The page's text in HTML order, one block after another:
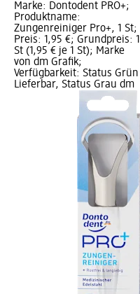
Marke: Dontodent PRO+;
Produktname:
Zungenreiniger Pro+, 1 St;
Preis: 1,95 €; Grundpreis: 1
St (1,95 € je 1 St); Marke
von dm Grafik;
Verfügbarkeit: Status Grün
Lieferbar, Status Grau dm